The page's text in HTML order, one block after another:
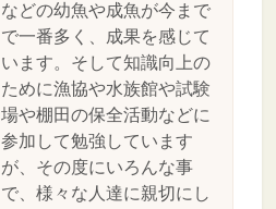
などの幼魚や成魚が今まで
で一番多く、成果を感じて
います。そして知識向上の
ために漁協や水族館や試験
場や棚田の保全活動などに
参加して勉強しています
が、その度にいろんな事
で、様々な人達に親切にし